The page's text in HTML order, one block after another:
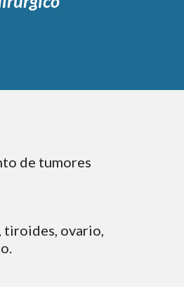
de tumores
tiroides, ovario,